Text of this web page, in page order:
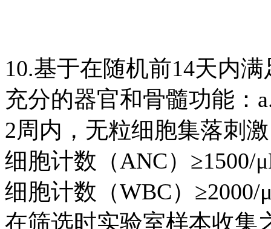
10.基于在随机前14天内
充分的器官和骨髓功能：
2周内，无粒细胞集落刺
细胞计数（ANC）≥1500/
细胞计数（WBC）
在筛选时实验室样本收集